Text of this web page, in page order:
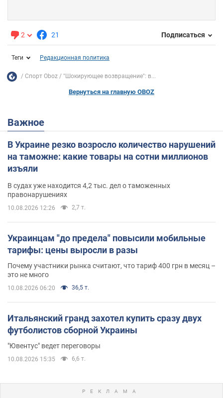
2 21 Подписаться
Теги Редакционная политика
Спорт Oboz "Шокирующее возвращение": в...
Вернуться на главную OBOZ
Важное
В Украине резко возросло количество нарушений
на таможне: какие товары на сотни миллионов
изъяли
В судах уже находится 4,2 тыс. дел о таможенных
правонарушениях
10.08.2026 12:26 2,7 т.
Украинцам "до предела" повысили мобильные
тарифы: цены выросли в разы
Почему участники рынка считают, что тариф 400 грн в месяц –
это не много
10.08.2026 06:20 36,5 т.
Итальянский гранд захотел купить сразу двух
футболистов сборной Украины
"Ювентус" ведет переговоры
10.08.2026 15:35 6,6 т.